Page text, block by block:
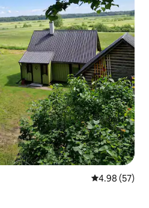
平均评分
4.98 (57)